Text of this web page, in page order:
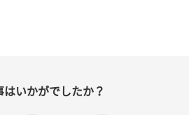
はいかがでしたか？